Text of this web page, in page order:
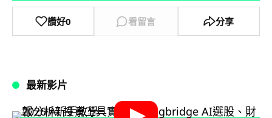
讚好0 看留言 分享
最新影片